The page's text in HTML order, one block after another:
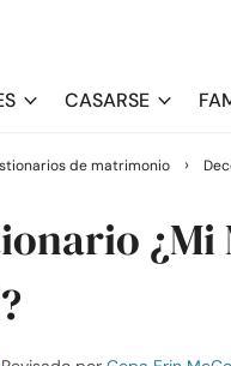
CASARSE
de matrimonio ›